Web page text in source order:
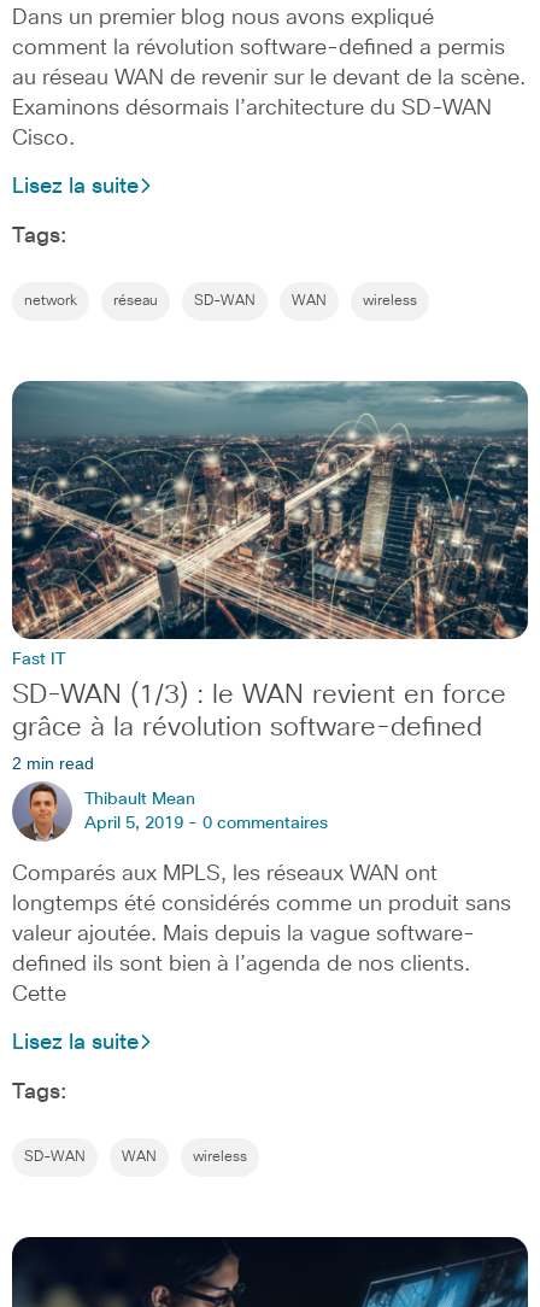
Dans un premier blog nous avons expliqué
comment la révolution software-defined a permis
au réseau WAN de revenir sur le devant de la scène.
Examinons désormais l’architecture du SD-WAN
Cisco.
Lisez la suite
Tags:
network réseau SD-WAN WAN wireless
Fast IT
SD-WAN (1/3) : le WAN revient en force
grâce à la révolution software-defined
2 min read
Thibault Mean
April 5, 2019 - 0 commentaires
Comparés aux MPLS, les réseaux WAN ont
longtemps été considérés comme un produit sans
valeur ajoutée. Mais depuis la vague software-
defined ils sont bien à l’agenda de nos clients.
Cette
Lisez la suite
Tags:
SD-WAN WAN wireless